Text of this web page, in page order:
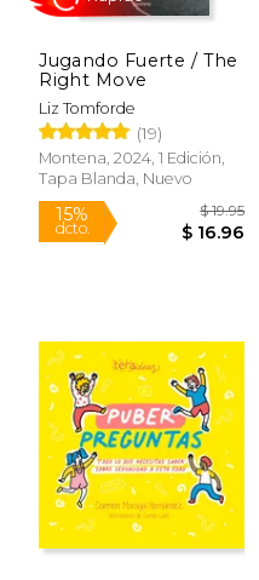
15%
dcto.
Jugando Fuerte / The
Right Move
Liz Tomforde
(19)
Montena, 2024, 1 Edición,
Tapa Blanda, Nuevo
Rápido